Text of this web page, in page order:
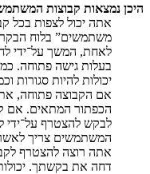
היכן נמצאות קבוצות
אתה יכול לצפות בכל
משתמשים” בלוח
לאחת, המשך על־ידי
בעלות גישה פתוחה.
יכולות להיות סגורות
אם הקבוצה פתוחה,
הכפתור המתאים. אם
לבקש להצטרף
המשתמשים צריך
אתה רוצה להצטרף
דחה את בקשתך.